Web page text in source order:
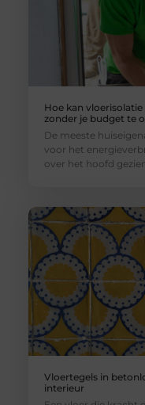
Hoe kan
zonder je budget te
De meeste
voor het
over het hoofd
Vloertegels in
interieur